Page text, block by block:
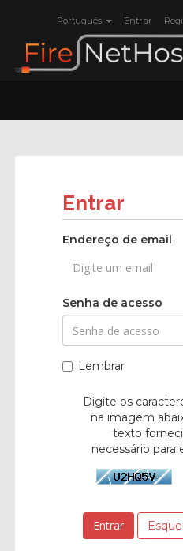
Português Entrar
Entrar
Endereço de email
Senha de acesso
Lembrar
Digite os
na imagem
texto
necessário para